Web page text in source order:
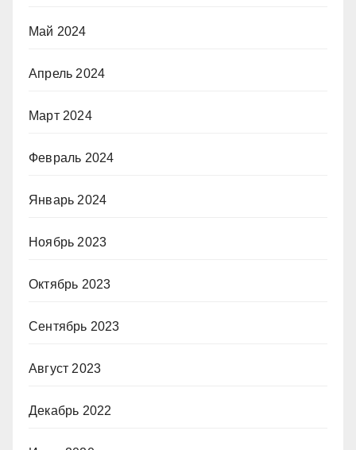
Май 2024
Апрель 2024
Март 2024
Февраль 2024
Январь 2024
Ноябрь 2023
Октябрь 2023
Сентябрь 2023
Август 2023
Декабрь 2022